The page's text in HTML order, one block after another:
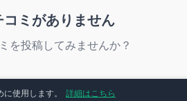
コミがありません
を投稿してみませんか？
使用します。 詳細はこちら